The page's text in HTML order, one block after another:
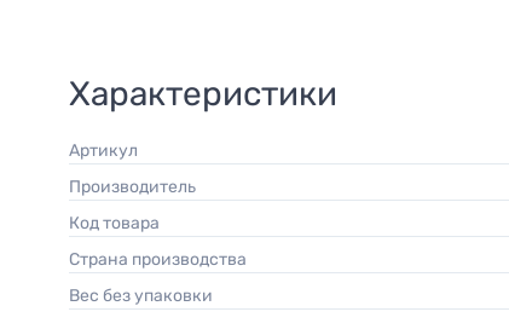
Характеристики
Артикул
Производитель
Код товара
Страна производства
Вес без упаковки